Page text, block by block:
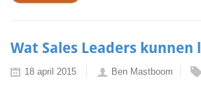
Wat Sales Leaders kunnen
18 april 2015 Ben Mastboom